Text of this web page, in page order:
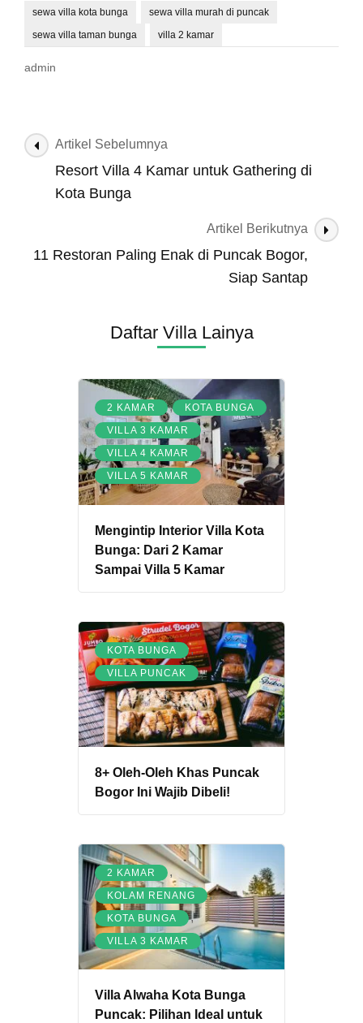
sewa villa kota bunga
sewa villa murah di puncak
sewa villa taman bunga
villa 2 kamar
admin
Navigasi
Artikel
Artikel Sebelumnya
Resort Villa 4 Kamar untuk Gathering di
Kota Bunga
Artikel Berikutnya
11 Restoran Paling Enak di Puncak Bogor,
Siap Santap
Daftar Villa Lainya
2 KAMAR , KOTA BUNGA ,
VILLA 3 KAMAR ,
VILLA 4 KAMAR ,
VILLA 5 KAMAR
Mengintip Interior Villa Kota
Bunga: Dari 2 Kamar
Sampai Villa 5 Kamar
KOTA BUNGA ,
VILLA PUNCAK
8+ Oleh-Oleh Khas Puncak
Bogor Ini Wajib Dibeli!
2 KAMAR ,
KOLAM RENANG ,
KOTA BUNGA ,
VILLA 3 KAMAR
Villa Alwaha Kota Bunga
Puncak: Pilihan Ideal untuk